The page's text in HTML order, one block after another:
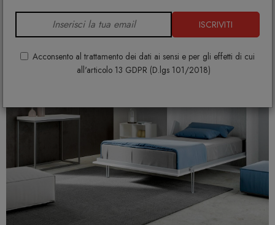
ISCRIVITI
Acconsento al trattamento dei dati ai sensi e per gli effetti di cui
all'articolo 13 GDPR (D.lgs 101/2018)